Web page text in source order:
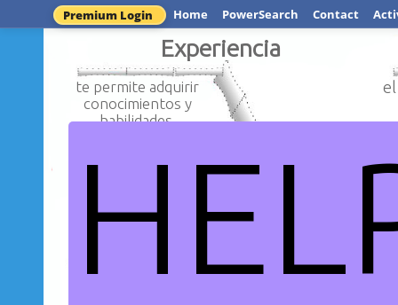
Premium Login Home PowerSearch Contact
Experiencia
te permite adquirir
conocimientos y
habilidades
diferentes
la experiencia